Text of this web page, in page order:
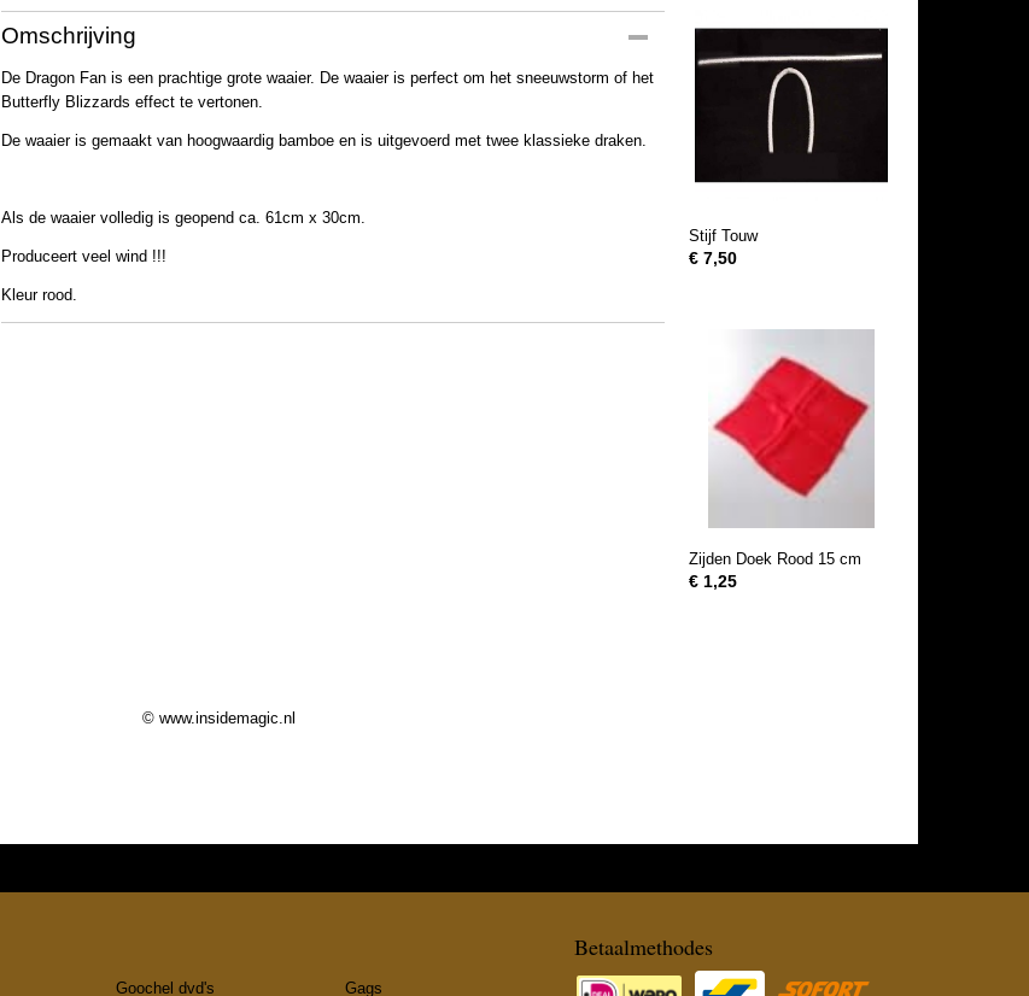
Productcode
Bruto gewicht
Omschrijving
De Dragon Fan is een prachtige grote waaier. De waaier is perfect om het sneeuwstorm of het
Butterfly Blizzards effect te vertonen.
De waaier is gemaakt van hoogwaardig bamboe en is uitgevoerd met twee klassieke draken.
Als de waaier volledig is geopend ca. 61cm x 30cm.
Produceert veel wind !!!
Kleur rood.
Stijf Touw
€ 7,50
Zijden Doek Rood 15 cm
€ 1,25
© www.insidemagic.nl
Goochel dvd's Gags
Betaalmethodes